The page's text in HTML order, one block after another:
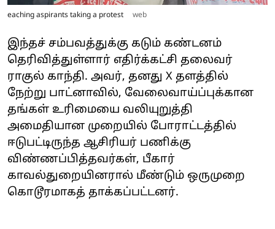
eaching aspirants taking a protest web
இந்தச் சம்பவத்துக்கு கடும் கண்டனம்
தெரிவித்துள்ளார் எதிர்க்கட்சி தலைவர்
ராகுல் காந்தி. அவர், தனது X தளத்தில்
நேற்று பாட்னாவில், வேலைவாய்ப்புக்கான
தங்கள் உரிமையை வலியுறுத்தி
அமைதியான முறையில் போராட்டத்தில்
ஈடுபட்டிருந்த ஆசிரியர் பணிக்கு
விண்ணப்பித்தவர்கள், பீகார்
காவல்துறையினரால் மீண்டும் ஒருமுறை
கொடூரமாகத் தாக்கப்பட்டனர்.